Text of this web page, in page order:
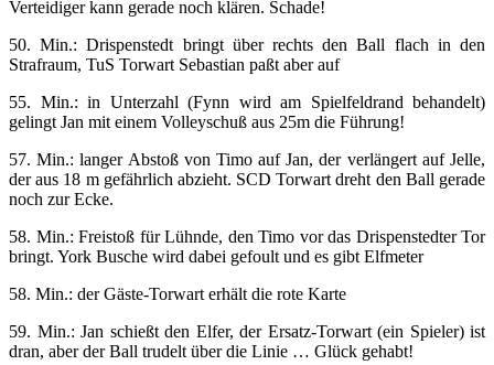
Verteidiger kann gerade noch klären. Schade!
50. Min.: Drispenstedt bringt über rechts den Ball flach in den
Strafraum, TuS Torwart Sebastian paßt aber auf
55. Min.: in Unterzahl (Fynn wird am Spielfeldrand behandelt)
gelingt Jan mit einem Volleyschuß aus 25m die Führung!
57. Min.: langer Abstoß von Timo auf Jan, der verlängert auf Jelle,
der aus 18 m gefährlich abzieht. SCD Torwart dreht den Ball gerade
noch zur Ecke.
58. Min.: Freistoß für Lühnde, den Timo vor das Drispenstedter Tor
bringt. York Busche wird dabei gefoult und es gibt Elfmeter
58. Min.: der Gäste-Torwart erhält die rote Karte
59. Min.: Jan schießt den Elfer, der Ersatz-Torwart (ein Spieler) ist
dran, aber der Ball trudelt über die Linie … Glück gehabt!